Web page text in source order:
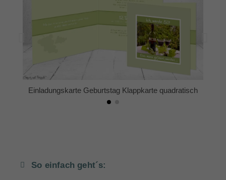
Einladungskarte Geburtstag Klappkarte quadratisch
So einfach geht´s: